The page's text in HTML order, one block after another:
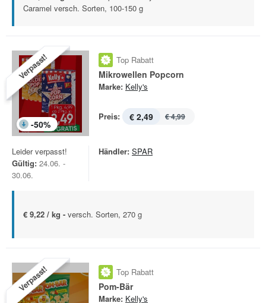
Caramel versch. Sorten, 100-150 g
Verpasst!
-50%
Top Rabatt
Mikrowellen Popcorn
Marke: Kelly's
Preis: € 2,49 € 4,99
Leider verpasst!
Gültig: 24.06. -
30.06.
Händler: SPAR
€ 9,22 / kg - versch. Sorten, 270 g
Verpasst! Top Rabatt
Pom-Bär
Marke: Kelly's